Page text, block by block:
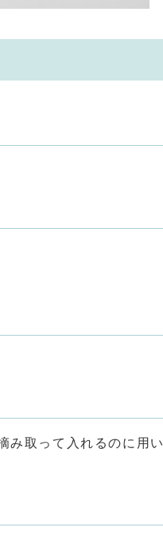
み取って入れるのに用い